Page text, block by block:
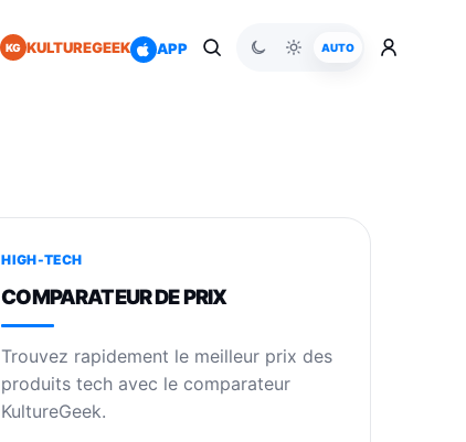
KG KULTUREGEEK APP AUTO
HIGH-TECH
COMPARATEUR DE PRIX
Trouvez rapidement le meilleur prix des
produits tech avec le comparateur
KultureGeek.